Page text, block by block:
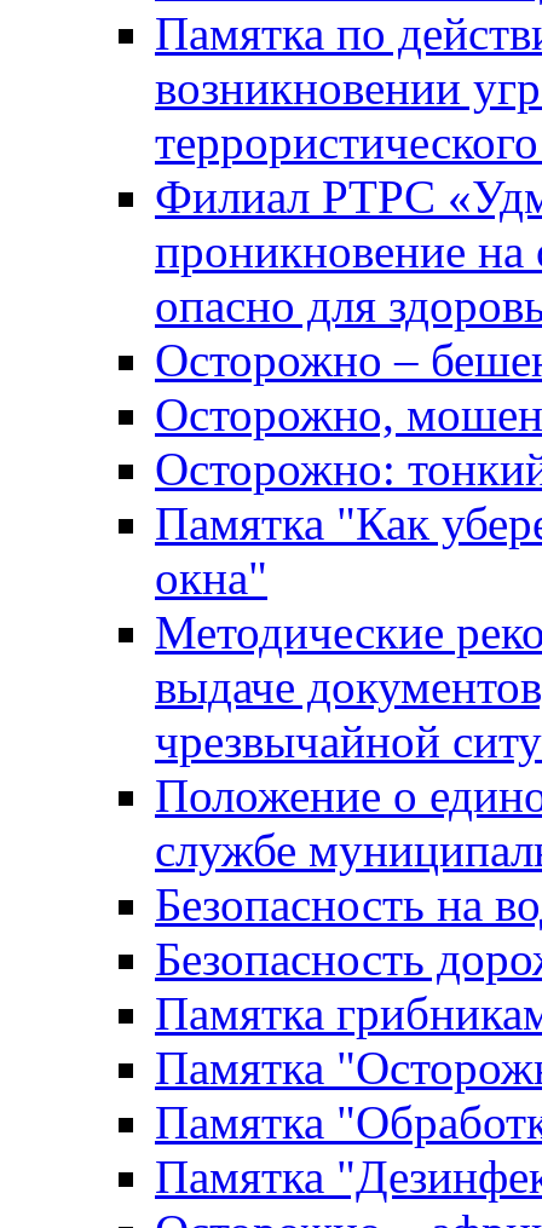
Памятка по
возникновении
Филиал РТРС
проникновение на
опасно для
Осторожно –
Осторожно,
Осторожно:
Памятка "Как
окна"
Методические
выдаче
чрезвычайной
Положение о
службе
Безопасность на
Безопасность
Памятка
Памятка
Памятка
Памятка